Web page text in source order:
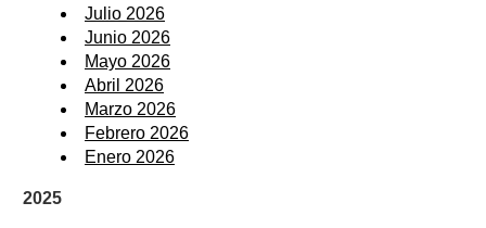
Julio 2026
Junio 2026
Mayo 2026
Abril 2026
Marzo 2026
Febrero 2026
Enero 2026
2025